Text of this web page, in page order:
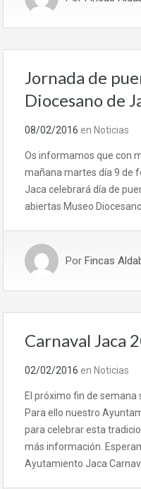
Jornada de
Diocesano de
08/02/2016 en Noticias
Os informamos que con
mañana martes día 9 de
Jaca celebrará día de
abiertas Museo
Por Fincas
Carnaval Jaca
02/02/2016 en Noticias
El próximo fin de semana
Para ello nuestro
para celebrar esta
más información.
Ayutamiento Jaca